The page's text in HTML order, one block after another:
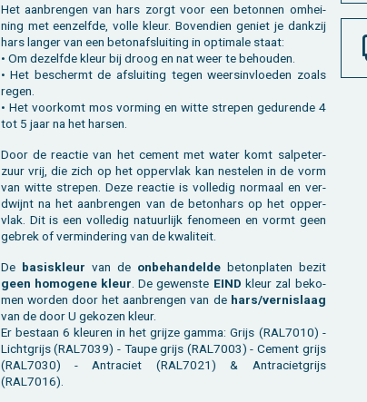
Het aan­bren­gen van hars zorgt voor een be­ton­nen om­hei­
ning met een­zelf­de, volle kleur. Bo­ven­dien ge­niet je dank­zij
hars lan­ger van een be­ton­af­slui­ting in op­ti­ma­le staat:
• Om de­zelf­de kleur bij droog en nat weer te be­hou­den.
• Het be­schermt de af­slui­ting tegen weers­in­vloe­den zoals
regen.
• Het voor­komt mos vor­ming en witte stre­pen ge­du­ren­de 4
tot 5 jaar na het har­sen.
Door de re­ac­tie van het ce­ment met water komt sal­pe­ter­
zuur vrij, die zich op het op­per­vlak kan nes­te­len in de vorm
van witte stre­pen. Deze re­ac­tie is vol­le­dig nor­maal en ver­
dwijnt na het aan­bren­gen van de be­ton­hars op het op­per­
vlak. Dit is een vol­le­dig na­tuur­lijk fe­no­meen en vormt geen
ge­brek of ver­min­de­ring van de kwa­li­teit.
De ba­sis­kleur van de on­be­han­del­debe­ton­pla­ten bezit
geen ho­mo­ge­ne kleur . De ge­wens­te EIND kleur zal be­ko­
men wor­den door het aan­bren­gen van de hars/ver­nis­laag
van de door U ge­ko­zen kleur.
Er be­staan 6 kleu­ren in het grij­ze gamma: Grijs (RAL7010) -
Licht­grijs (RAL7039) - Taupe grijs (RAL7003) - Ce­ment grijs
(RAL7030) - An­tra­ciet (RAL7021) & An­tra­ciet­grijs
(RAL7016).